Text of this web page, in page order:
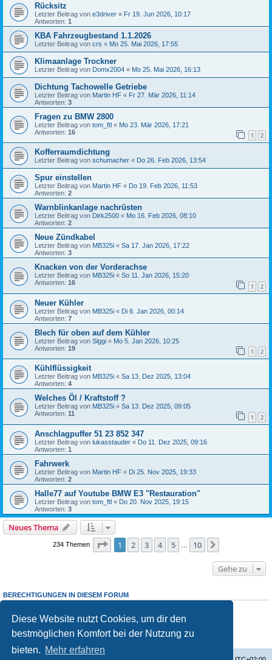
Diese Website nutzt Cookies, um dir den
bestmöglichen Komfort bei der Nutzung zu
bieten. Mehr erfahren
Rücksitz
Letzter Beitrag von e3driver « Fr 19. Jun 2026, 10:17
Antworten: 1
KBA Fahrzeugbestand 1.1.2026
Letzter Beitrag von crs « Mo 25. Mai 2026, 17:55
Klimaanlage Trockner
Letzter Beitrag von Domx2004 « Mo 25. Mai 2026, 16:13
Dichtung Tachowelle Getriebe
Letzter Beitrag von Martin HF « Fr 27. Mär 2026, 11:14
Antworten: 3
Fragen zu BMW 2800
Letzter Beitrag von tom_ftl « Mo 23. Mär 2026, 17:21
Antworten: 16 1 2
Kofferraumdichtung
Letzter Beitrag von schumacher « Do 26. Feb 2026, 13:54
Spur einstellen
Letzter Beitrag von Martin HF « Do 19. Feb 2026, 11:53
Antworten: 2
Warnblinkanlage nachrüsten
Letzter Beitrag von Dirk2500 « Mo 16. Feb 2026, 08:10
Antworten: 2
Neue Zündkabel
Letzter Beitrag von MB325i « Sa 17. Jan 2026, 17:22
Antworten: 3
Knacken von der Vorderachse
Letzter Beitrag von MB325i « So 11. Jan 2026, 15:20
Antworten: 16 1 2
Neuer Kühler
Letzter Beitrag von MB325i « Di 6. Jan 2026, 00:14
Antworten: 7
Blech für oben auf dem Kühler
Letzter Beitrag von Siggi « Mo 5. Jan 2026, 10:25
Antworten: 19 1 2
Kühlflüssigkeit
Letzter Beitrag von MB325i « Sa 13. Dez 2025, 13:04
Antworten: 4
Welches Öl / Kraftstoff ?
Letzter Beitrag von MB325i « Sa 13. Dez 2025, 09:05
Antworten: 11 1 2
Anschlagpuffer 51 23 852 347
Letzter Beitrag von lukasstauder « Do 11. Dez 2025, 09:16
Antworten: 1
Fahrwerk
Letzter Beitrag von Martin HF « Di 25. Nov 2025, 19:33
Antworten: 2
Halle77 auf Youtube BMW E3 "Restauration"
Letzter Beitrag von tom_ftl « Do 20. Nov 2025, 19:15
Antworten: 3
Neues Thema
234 Themen Seite 1von 10
1 2 3 4 5 10
Gehe zu
BERECHTIGUNGEN IN DIESEM FORUM
Du darfst
keine Antworten zu Themen in diesem Forum erstellen.
Du darfst deine Beiträge in diesem Forumnichtändern.
Du darfst deine Beiträge in diesem Forum nicht löschen.
keine